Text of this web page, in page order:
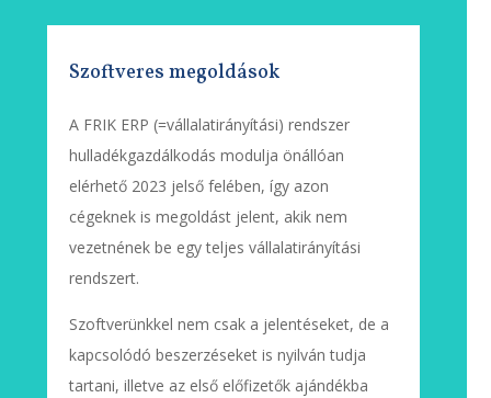
Szoftveres megoldások
A FRIK ERP (=vállalatirányítási) rendszer
hulladékgazdálkodás modulja önállóan
elérhető 2023 jelső felében, így azon
cégeknek is megoldást jelent, akik nem
vezetnének be egy teljes vállalatirányítási
rendszert.
Szoftverünkkel nem csak a jelentéseket, de a
kapcsolódó beszerzéseket is nyilván tudja
tartani, illetve az első előfizetők ajándékba